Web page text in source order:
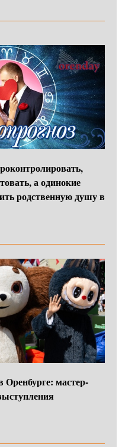
а одинокие
родственную душу в
мастер-